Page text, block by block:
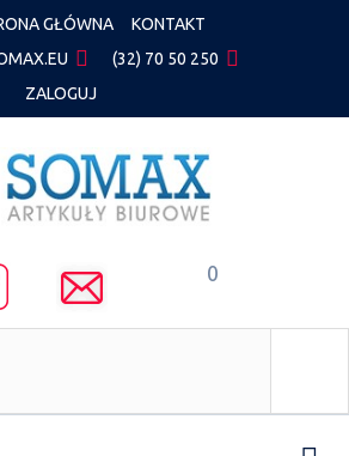
GŁÓWNA
KONTAKT
(32) 70 50 250
ZALOGUJ
0